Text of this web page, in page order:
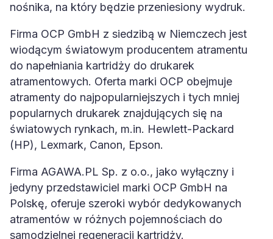
nośnika, na który będzie przeniesiony wydruk.
Firma OCP GmbH z siedzibą w Niemczech jest
wiodącym światowym producentem atramentu
do napełniania kartridży do drukarek
atramentowych. Oferta marki OCP obejmuje
atramenty do najpopularniejszych i tych mniej
popularnych drukarek znajdujących się na
światowych rynkach, m.in. Hewlett-Packard
(HP), Lexmark, Canon, Epson.
Firma AGAWA.PL Sp. z o.o., jako wyłączny i
jedyny przedstawiciel marki OCP GmbH na
Polskę, oferuje szeroki wybór dedykowanych
atramentów w różnych pojemnościach do
samodzielnej regeneracji kartridży.